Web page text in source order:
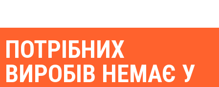
ПОТРІБНИХ
ВИРОБІВ НЕМАЄ У